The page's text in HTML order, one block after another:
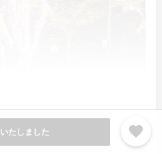
たしました favorite